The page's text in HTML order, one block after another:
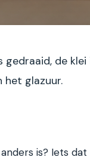
de
het glazuur.
is? Iets